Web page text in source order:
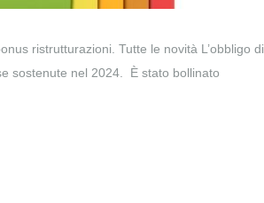
ristrutturazioni. Tutte le novità L’obbligo di
sostenute nel 2024. È stato bollinato